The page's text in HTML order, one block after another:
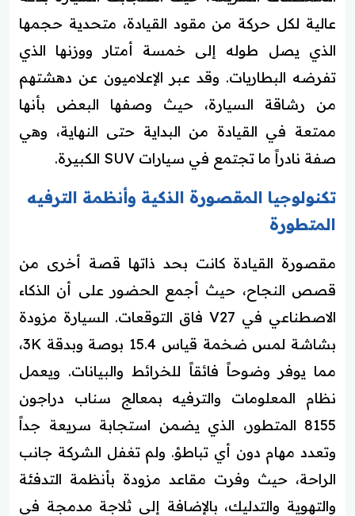
عالية لكل حركة من مقود القيادة، متحدية حجمها
الذي يصل طوله إلى خمسة أمتار ووزنها الذي
تفرضه البطاريات. وقد عبر الإعلاميون عن دهشتهم
من رشاقة السيارة، حيث وصفها البعض بأنها
ممتعة في القيادة من البداية حتى النهاية، وهي
صفة نادراً ما تجتمع في سيارات SUV الكبيرة.
تكنولوجيا المقصورة الذكية وأنظمة الترفيه
المتطورة
مقصورة القيادة كانت بحد ذاتها قصة أخرى من
قصص النجاح، حيث أجمع الحضور على أن الذكاء
الاصطناعي في V27 فاق التوقعات. السيارة مزودة
بشاشة لمس ضخمة قياس 15.4 بوصة وبدقة 3K،
مما يوفر وضوحاً فائقاً للخرائط والبيانات. ويعمل
نظام المعلومات والترفيه بمعالج سناب دراجون
8155 المتطور، الذي يضمن استجابة سريعة جداً
وتعدد مهام دون أي تباطؤ. ولم تغفل الشركة جانب
الراحة، حيث وفرت مقاعد مزودة بأنظمة التدفئة
والتهوية والتدليك، بالإضافة إلى ثلاجة مدمجة في